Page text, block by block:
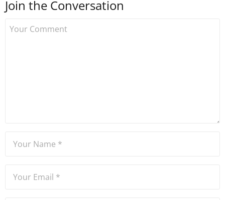
Uzmancoin bünyesinde
Join the Conversation